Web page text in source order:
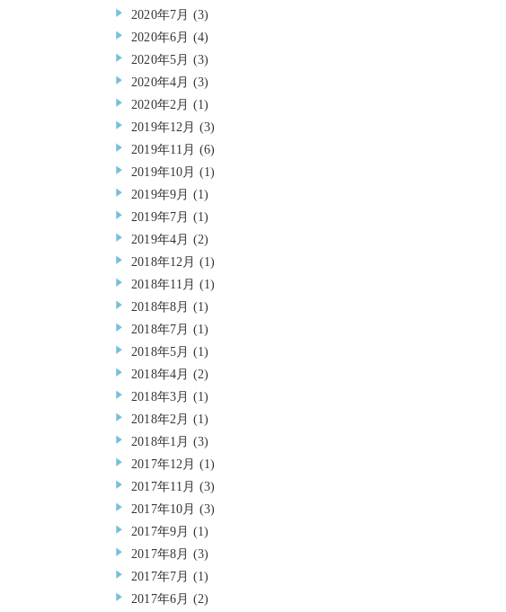
2020年7月 (3)
2020年6月 (4)
2020年5月 (3)
2020年4月 (3)
2020年2月 (1)
2019年12月 (3)
2019年11月 (6)
2019年10月 (1)
2019年9月 (1)
2019年7月 (1)
2019年4月 (2)
2018年12月 (1)
2018年11月 (1)
2018年8月 (1)
2018年7月 (1)
2018年5月 (1)
2018年4月 (2)
2018年3月 (1)
2018年2月 (1)
2018年1月 (3)
2017年12月 (1)
2017年11月 (3)
2017年10月 (3)
2017年9月 (1)
2017年8月 (3)
2017年7月 (1)
2017年6月 (2)